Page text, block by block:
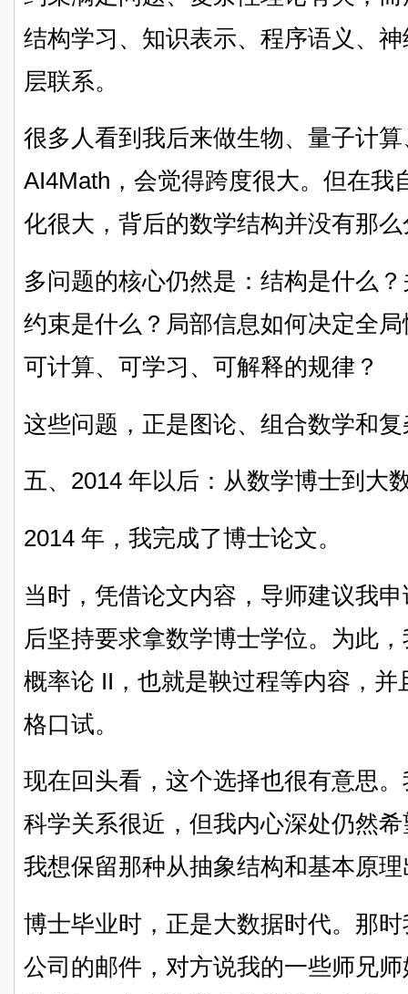
结构学习、知识表示、程序语义、
层联系。
很多人看到我后来做生物、量子计
AI4Math，会觉得跨度很大。但在我
化很大，背后的数学结构并没有那
多问题的核心仍然是：结构是什么
约束是什么？局部信息如何决定全
可计算、可学习、可解释的规律？
这些问题，正是图论、组合数学和
五、2014 年以后：从数学博士到大
2014 年，我完成了博士论文。
当时，凭借论文内容，导师建议我
后坚持要求拿数学博士学位。为此
概率论 II，也就是鞅过程等内容，
格口试。
现在回头看，这个选择也很有意思
科学关系很近，但我内心深处仍然
我想保留那种从抽象结构和基本原
博士毕业时，正是大数据时代。那
公司的邮件，对方说我的一些师兄